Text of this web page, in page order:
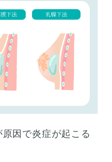
原因で炎症が起こる